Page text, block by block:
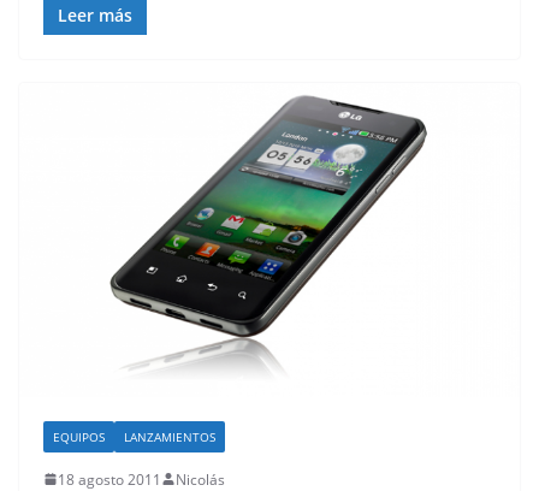
Leer más
EQUIPOS LANZAMIENTOS
18 agosto 2011 Nicolás